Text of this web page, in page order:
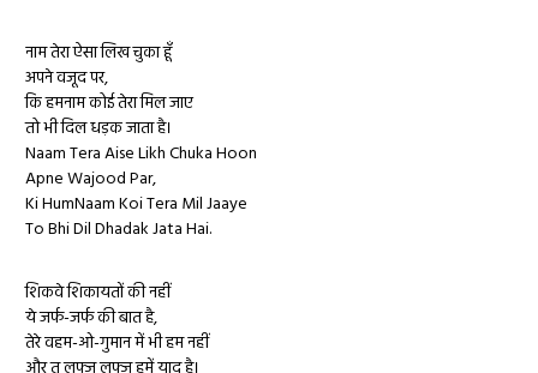
नाम तेरा ऐसा लिख ​​चुका हूँ
अपने वजूद पर,
कि हमनाम कोई तेरा मिल जाए
तो भी दिल धड़क जाता है।
Naam Tera Aise Likh Chuka Hoon
Apne Wajood Par,
Ki HumNaam Koi Tera Mil Jaaye
To Bhi Dil Dhadak Jata Hai.
शिकवे शिकायतों की नहीं
ये जर्फ-जर्फ की बात है,
तेरे वहम-ओ-गुमान में भी हम नहीं